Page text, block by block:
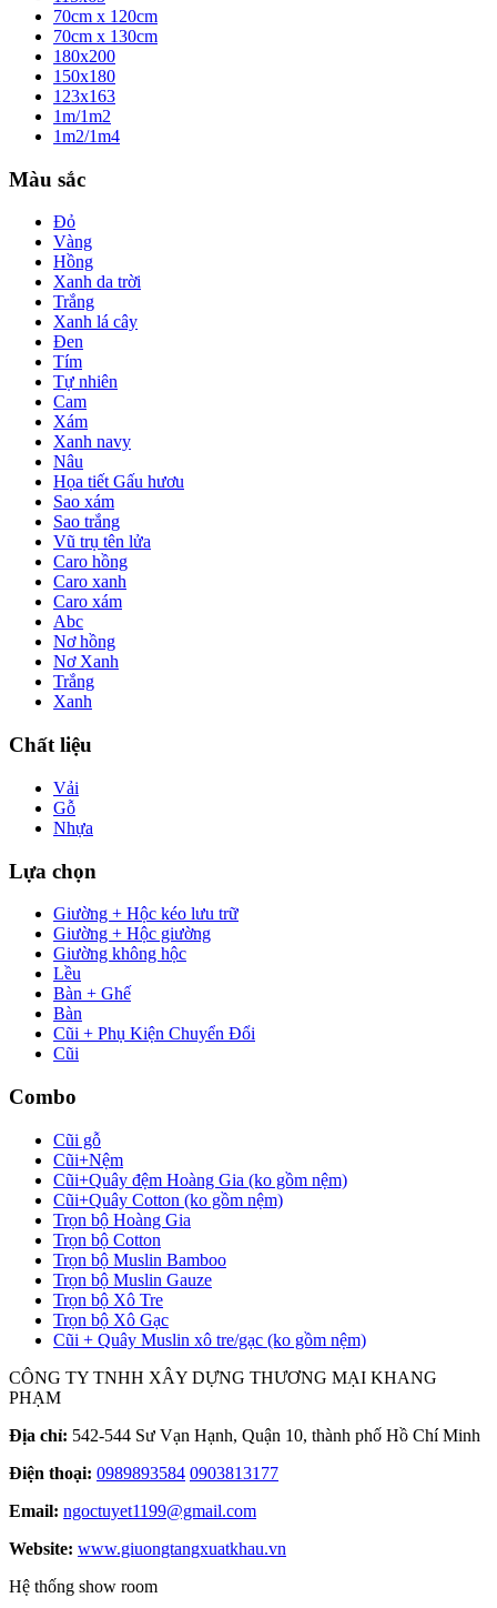
70cm x 120cm
70cm x 130cm
180x200
150x180
123x163
1m/1m2
1m2/1m4
Màu sắc
Đỏ
Vàng
Hồng
Xanh da trời
Trắng
Xanh lá cây
Đen
Tím
Tự nhiên
Cam
Xám
Xanh navy
Nâu
Họa tiết Gấu hươu
Sao xám
Sao trắng
Vũ trụ tên lửa
Caro hồng
Caro xanh
Caro xám
Abc
Nơ hồng
Nơ Xanh
Trắng
Xanh
Chất liệu
Vải
Gỗ
Nhựa
Lựa chọn
Giường + Hộc kéo lưu trữ
Giường + Hộc giường
Giường không hộc
Lều
Bàn + Ghế
Bàn
Cũi + Phụ Kiện Chuyển Đổi
Cũi
Combo
Cũi gỗ
Cũi+Nệm
Cũi+Quây đệm Hoàng Gia (ko gồm nệm)
Cũi+Quây Cotton (ko gồm nệm)
Trọn bộ Hoàng Gia
Trọn bộ Cotton
Trọn bộ Muslin Bamboo
Trọn bộ Muslin Gauze
Trọn bộ Xô Tre
Trọn bộ Xô Gạc
Cũi + Quây Muslin xô tre/gạc (ko gồm nệm)
CÔNG TY TNHH XÂY DỰNG THƯƠNG MẠI KHANG
PHẠM
Địa chỉ: 542-544 Sư Vạn Hạnh, Quận 10, thành phố Hồ Chí Minh
Điện thoại: 0989893584 0903813177
Email: ngoctuyet1199@gmail.com
Website: www.giuongtangxuatkhau.vn
Hệ thống show room